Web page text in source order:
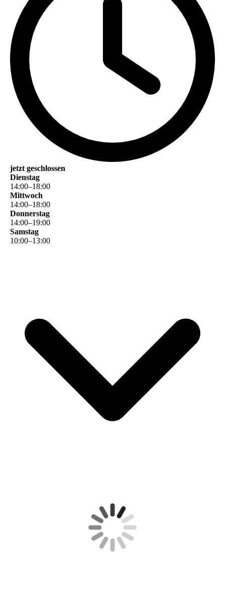
jetzt geschlossen
Dienstag
14:00–18:00
Mittwoch
14:00–18:00
Donnerstag
14:00–19:00
Samstag
10:00–13:00